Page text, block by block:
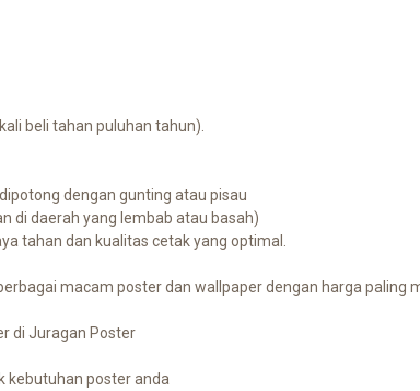
beli tahan puluhan tahun).
dengan gunting atau pisau
di daerah yang lembab atau basah)
tahan dan kualitas cetak yang optimal.
macam poster dan wallpaper dengan harga paling
di Juragan Poster
kebutuhan poster anda